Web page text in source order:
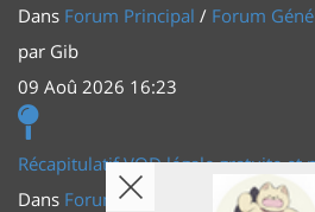
Dans Forum Principal / Forum
par Gib
09 Aoû 2026 16:23
Récapitulatif VOD légale gratuite et
Dans Forum Principal
Actus (TV,